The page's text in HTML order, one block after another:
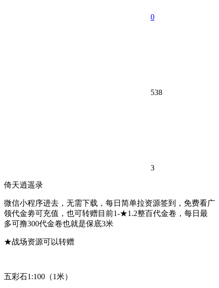
0
538
3
倚天逍遥录
微信小程序进去，无需下载，每日简单拉资源签到，免费看广
领代金劵可充值，也可转赠目前1-★1.2整百代金卷，每日最
多可撸300代金卷也就是保底3米
★战场资源可以转赠
五彩石1:100（1米）